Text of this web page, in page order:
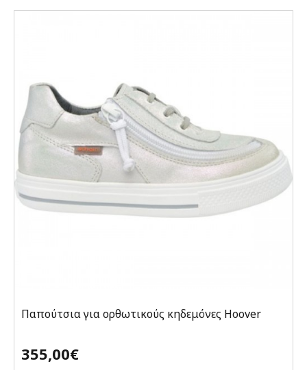
Παπούτσια για ορθωτικούς κηδεμόνες Hoover
355,00€